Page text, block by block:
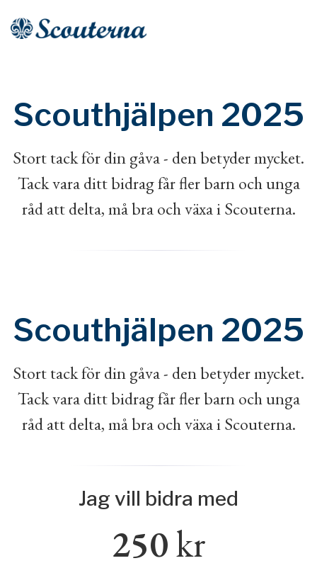
Scouthjälpen 2025
Stort tack för din gåva - den betyder mycket.
Tack vara ditt bidrag får fler barn och unga
råd att delta, må bra och växa i Scouterna.
Scouthjälpen 2025
Stort tack för din gåva - den betyder mycket.
Tack vara ditt bidrag får fler barn och unga
råd att delta, må bra och växa i Scouterna.
Jag vill bidra med
250kr